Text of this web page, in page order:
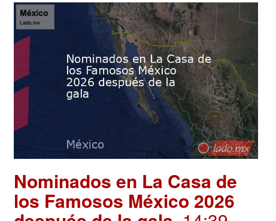
Nominados en La Casa de
los Famosos México 2026